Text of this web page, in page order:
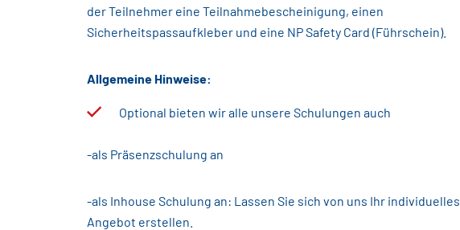
der Teilnehmer eine Teilnahmebescheinigung, einen
Sicherheitspassaufkleber und eine NP Safety Card (Führschein).
Allgemeine Hinweise:
Optional bieten wir alle unsere Schulungen auch
-als Präsenzschulung an
-als Inhouse Schulung an: Lassen Sie sich von uns Ihr individuelles
Angebot erstellen.